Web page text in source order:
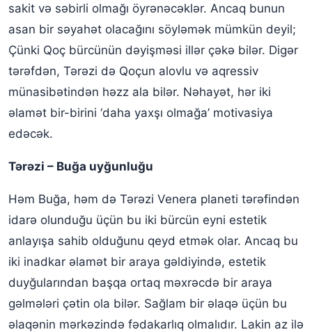
sakit və səbirli olmağı öyrənəcəklər. Ancaq bunun
asan bir səyahət olacağını söyləmək mümkün deyil;
Çünki Qoç bürcünün dəyişməsi illər çəkə bilər. Digər
tərəfdən, Tərəzi də Qoçun alovlu və aqressiv
münasibətindən həzz ala bilər. Nəhayət, hər iki
əlamət bir-birini ‘daha yaxşı olmağa’ motivasiya
edəcək.
Tərəzi – Buğa uyğunluğu
Həm Buğa, həm də Tərəzi Venera planeti tərəfindən
idarə olunduğu üçün bu iki bürcün eyni estetik
anlayışa sahib olduğunu qeyd etmək olar. Ancaq bu
iki inadkar əlamət bir araya gəldiyində, estetik
duyğularından başqa ortaq məxrəcdə bir araya
gəlmələri çətin ola bilər. Sağlam bir əlaqə üçün bu
əlaqənin mərkəzində fədakarlıq olmalıdır. Lakin az ilə